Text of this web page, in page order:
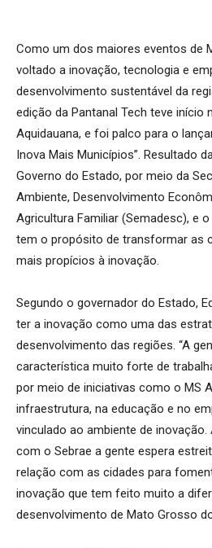
Como um dos maiores eventos de
voltado a inovação, tecnologia e
desenvolvimento sustentável da
edição da Pantanal Tech teve início
Aquidauana, e foi palco para o
Inova Mais Municípios”. Resultado
Governo do Estado, por meio da
Ambiente, Desenvolvimento
Agricultura Familiar (Semadesc), e
tem o propósito de transformar as
mais propícios à inovação.
Segundo o governador do Estado,
ter a inovação como uma das
desenvolvimento das regiões. “A
característica muito forte de
por meio de iniciativas como o MS
infraestrutura, na educação e no
vinculado ao ambiente de
com o Sebrae a gente espera
relação com as cidades para
inovação que tem feito muito a
desenvolvimento de Mato Grosso